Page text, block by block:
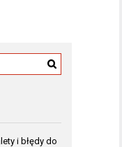
i błędy do